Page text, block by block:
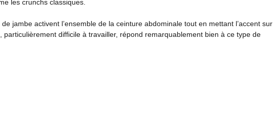
les crunchs classiques.
jambe activent l’ensemble de la ceinture abdominale tout en mettant l’accent sur
difficile à travailler, répond remarquablement bien à ce type de